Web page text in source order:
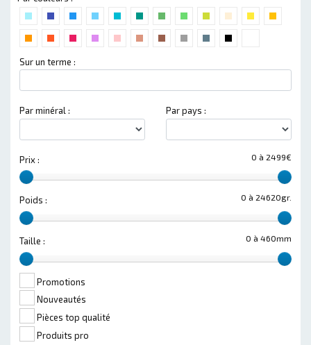
Sur un terme :
Par minéral : Par pays :
0 à 2499€
Prix :
0 à 24620gr.
Poids :
0 à 460mm
Taille :
Promotions
Nouveautés
Pièces top qualité
Produits pro